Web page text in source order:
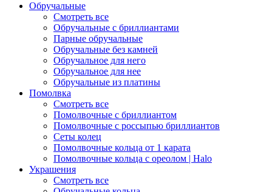
Обручальные
Смотреть все
Обручальные с бриллиантами
Парные обручальные
Обручальные без камней
Обручальное для него
Обручальное для нее
Обручальные из платины
Помолвка
Смотреть все
Помолвочные с бриллиантом
Помолвочные с россыпью бриллиантов
Сеты колец
Помолвочные кольца от 1 карата
Помолвочные кольца с ореолом | Halo
Украшения
Смотреть все